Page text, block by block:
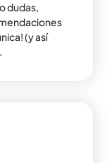
dudas,
(y así